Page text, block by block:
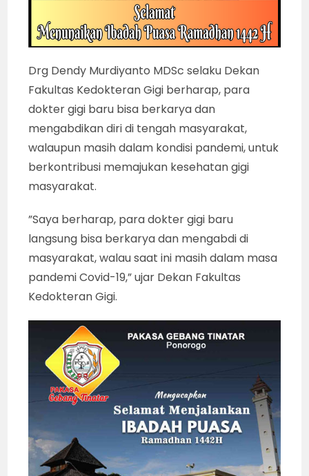
Drg Dendy Murdiyanto MDSc selaku Dekan
Fakultas Kedokteran Gigi berharap, para
dokter gigi baru bisa berkarya dan
mengabdikan diri di tengah masyarakat,
walaupun masih dalam kondisi pandemi, untuk
berkontribusi memajukan kesehatan gigi
masyarakat.
”Saya berharap, para dokter gigi baru
langsung bisa berkarya dan mengabdi di
masyarakat, walau saat ini masih dalam masa
pandemi Covid-19,” ujar Dekan Fakultas
Kedokteran Gigi.